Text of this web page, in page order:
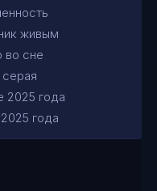
живым
во сне
2025 года
года